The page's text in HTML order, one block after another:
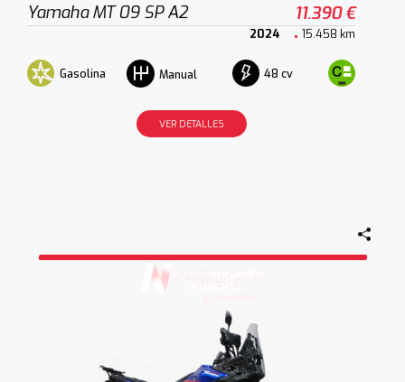
Yamaha MT 09 SP A2 11.390 €
2024 15.458 km
Gasolina Manual 48 cv
VER DETALLES